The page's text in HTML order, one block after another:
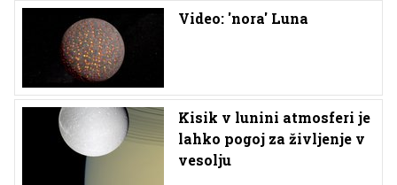
Video: 'nora' Luna
Kisik v lunini atmosferi je
lahko pogoj za življenje v
vesolju